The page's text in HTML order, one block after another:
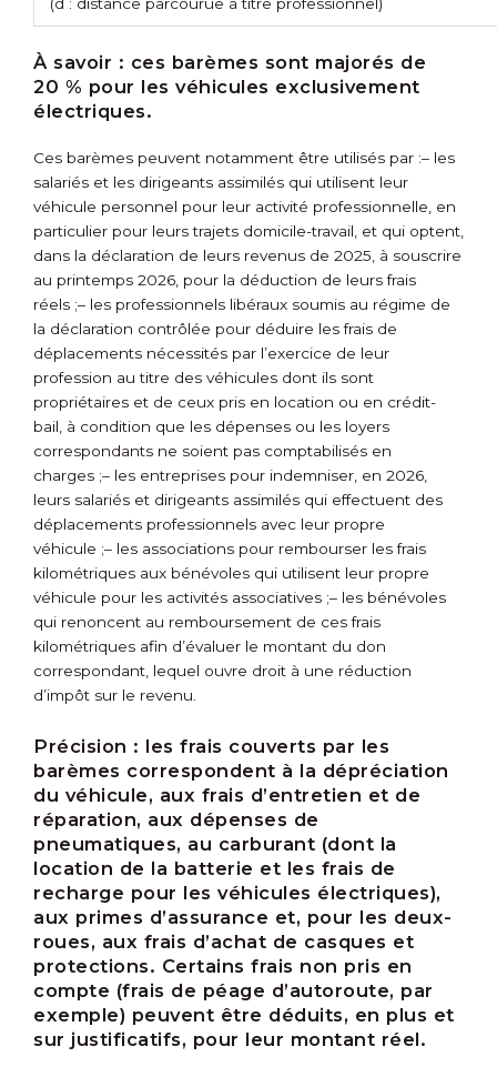
(d : distance parcourue à titre professionnel)
À savoir : ces barèmes sont majorés de
20 % pour les véhicules exclusivement
électriques.
Ces barèmes peuvent notamment être utilisés par :– les
salariés et les dirigeants assimilés qui utilisent leur
véhicule personnel pour leur activité professionnelle, en
particulier pour leurs trajets domicile-travail, et qui optent,
dans la déclaration de leurs revenus de 2025, à souscrire
au printemps 2026, pour la déduction de leurs frais
réels ;– les professionnels libéraux soumis au régime de
la déclaration contrôlée pour déduire les frais de
déplacements nécessités par l’exercice de leur
profession au titre des véhicules dont ils sont
propriétaires et de ceux pris en location ou en crédit-
bail, à condition que les dépenses ou les loyers
correspondants ne soient pas comptabilisés en
charges ;– les entreprises pour indemniser, en 2026,
leurs salariés et dirigeants assimilés qui effectuent des
déplacements professionnels avec leur propre
véhicule ;– les associations pour rembourser les frais
kilométriques aux bénévoles qui utilisent leur propre
véhicule pour les activités associatives ;– les bénévoles
qui renoncent au remboursement de ces frais
kilométriques afin d’évaluer le montant du don
correspondant, lequel ouvre droit à une réduction
d’impôt sur le revenu.
Précision : les frais couverts par les
barèmes correspondent à la dépréciation
du véhicule, aux frais d’entretien et de
réparation, aux dépenses de
pneumatiques, au carburant (dont la
location de la batterie et les frais de
recharge pour les véhicules électriques),
aux primes d’assurance et, pour les deux-
roues, aux frais d’achat de casques et
protections. Certains frais non pris en
compte (frais de péage d’autoroute, par
exemple) peuvent être déduits, en plus et
sur justificatifs, pour leur montant réel.